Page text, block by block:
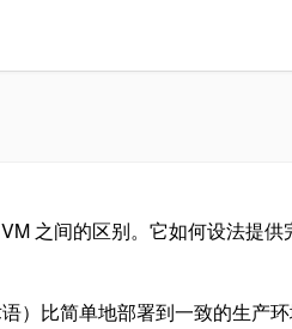
之间的区别。它如何设法提
）比简单地部署到一致的生产